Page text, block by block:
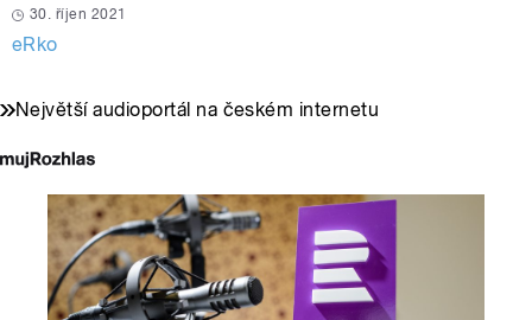
30. říjen 2021
eRko
Největší audioportál na českém internetu